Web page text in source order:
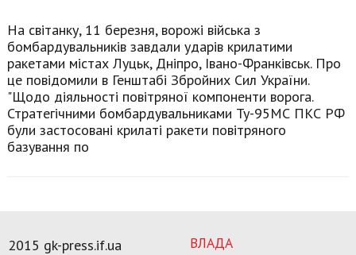
На світанку, 11 березня, ворожі війська з
бомбардувальників завдали ударів крилатими
ракетами містах Луцьк, Дніпро, Івано-Франківськ. Про
це повідомили в Генштабі Збройних Сил України.
"Щодо діяльності повітряної компоненти ворога.
Стратегічними бомбардувальниками Ту-95МС ПКС РФ
були застосовані крилаті ракети повітряного
базування по
ВЛАДА
2015 gk-press.if.ua